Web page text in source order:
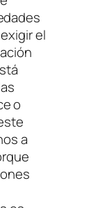
el
o
a